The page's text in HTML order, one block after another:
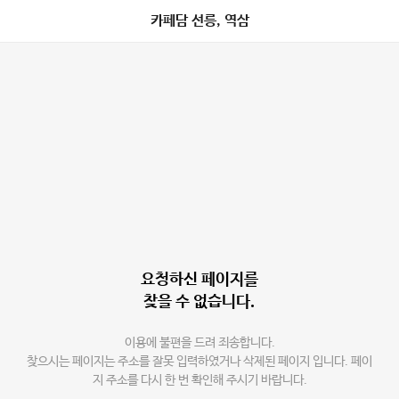
카페담 선릉, 역삼
요청하신 페이지를
찾을 수 없습니다.
이용에 불편을 드려 죄송합니다.
찾으시는 페이지는 주소를 잘못 입력하였거나 삭제된 페이지 입니다. 페이
지 주소를 다시 한 번 확인해 주시기 바랍니다.